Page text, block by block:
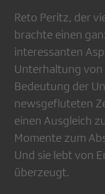
Reto Peritz, der
brachte einen
interessanten
Unterhaltung von
Bedeutung der
newsgefluteten
einen Ausgleich
Momente zum
Und sie lebt von
überzeugt.